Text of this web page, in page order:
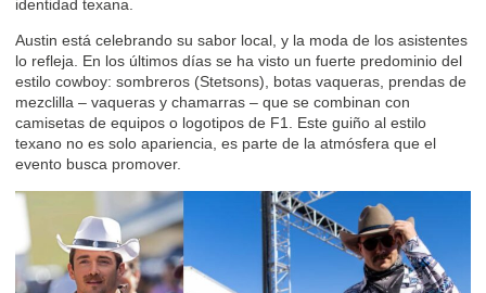
identidad texana.
Austin está celebrando su sabor local, y la moda de los asistentes
lo refleja. En los últimos días se ha visto un fuerte predominio del
estilo cowboy: sombreros (Stetsons), botas vaqueras, prendas de
mezclilla – vaqueras y chamarras – que se combinan con
camisetas de equipos o logotipos de F1. Este guiño al estilo
texano no es solo apariencia, es parte de la atmósfera que el
evento busca promover.